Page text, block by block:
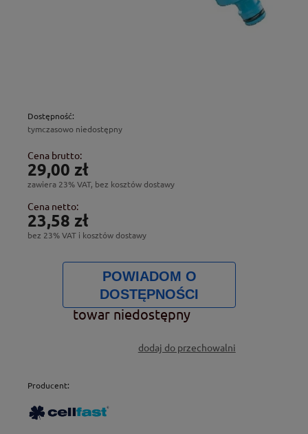
Dostępność:
tymczasowo niedostępny
Cena brutto:
29,00 zł
zawiera 23% VAT, bez kosztów dostawy
Cena netto:
23,58 zł
bez 23% VAT i kosztów dostawy
POWIADOM O
DOSTĘPNOŚCI
towar niedostępny
dodaj do przechowalni
Producent: